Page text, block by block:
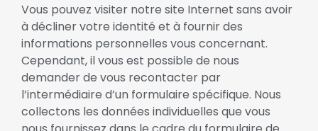
Vous pouvez visiter notre site Internet sans avoir
à décliner votre identité et à fournir des
informations personnelles vous concernant.
Cependant, il vous est possible de nous
demander de vous recontacter par
l’intermédiaire d’un formulaire spécifique. Nous
collectons les données individuelles que vous